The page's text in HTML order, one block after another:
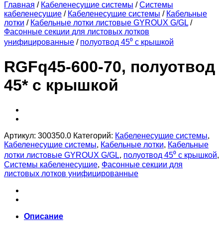
Главная / Кабеленесущие системы / Системы
кабеленесущие / Кабеленесущие системы / Кабельные
лотки / Кабельные лотки листовые GYROUX G/GL /
Фасонные секции для листовых лотков
унифицированные / полуотвод 45⁰ с крышкой
RGFq45-600-70, полуотвод
45* с крышкой
Артикул: 300350.0 Категорий: Кабеленесущие системы,
Кабеленесущие системы, Кабельные лотки, Кабельные
лотки листовые GYROUX G/GL, полуотвод 45⁰ с крышкой,
Системы кабеленесущие, Фасонные секции для
листовых лотков унифицированные
Описание